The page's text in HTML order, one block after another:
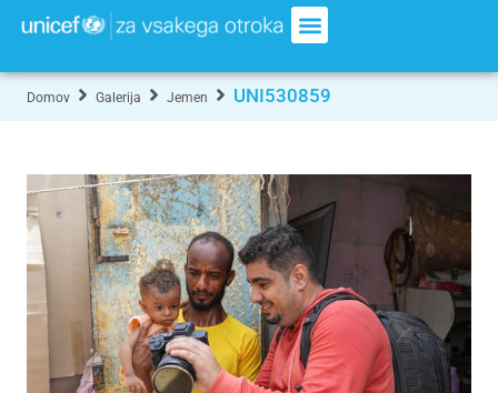
Domov Galerija Jemen UNI530859